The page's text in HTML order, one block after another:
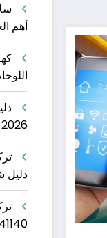
أهم
2026
دليل